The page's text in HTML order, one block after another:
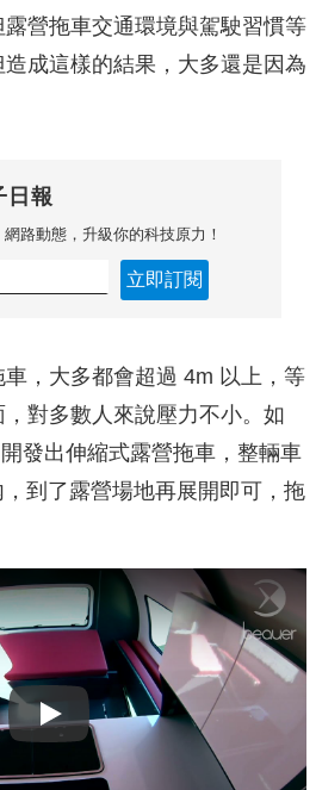
營拖車交通環境與駕駛習慣等
成這樣的結果，大多還是因為
日報
路動態，升級你的科技原力！
立即訂閱
，大多都會超過 4m 以上，等
對多數人來說壓力不小。如
發出伸縮式露營拖車，整輛車
到了露營場地再展開即可，拖
Play